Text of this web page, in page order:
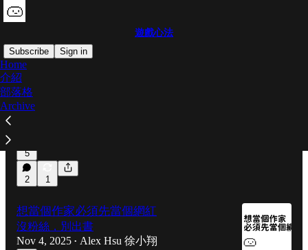
遊戲心法
Subscribe
Sign in
Home
介紹
部落格
Archive
不是你不行，是你等級不夠高
不是「我不行」，是「我還不行」
5
2 1
想當個作家必須先當個網紅
沒粉絲，別出書
Nov 4, 2025 • Alex Hsu 徐小翔